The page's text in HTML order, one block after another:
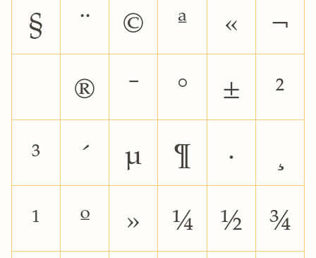
§
¨ © ª «
¬
®
¯ ° ±
²
³
´ µ ¶ ·
¸
¹
º » ¼ ½
¾